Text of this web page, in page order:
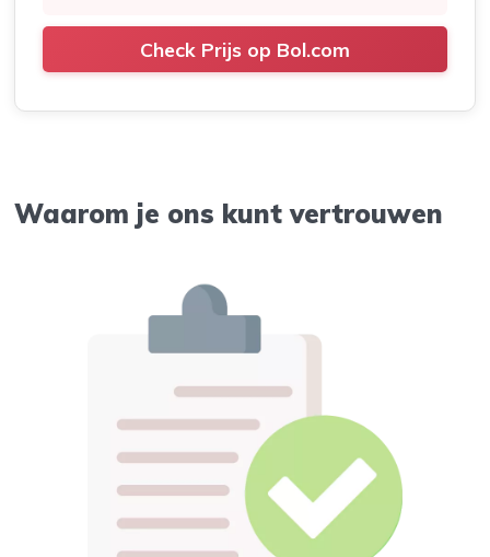
Check Prijs op Bol.com
Waarom je ons kunt vertrouwen